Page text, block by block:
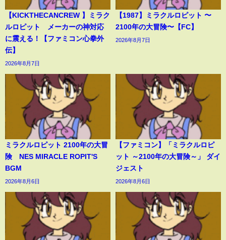
【KICKTHECANCREW 】ミラク
ルロピット メーカーの神対応
に震える！【ファミコン心拳外
伝】
2026年8月7日
【1987】ミラクルロピット 〜
2100年の大冒険〜【FC】
2026年8月7日
ミラクルロピット 2100年の大冒
険 NES MIRACLE ROPIT'S
BGM
2026年8月6日
【ファミコン】「ミラクルロピ
ット ～2100年の大冒険～」 ダイ
ジェスト
2026年8月6日